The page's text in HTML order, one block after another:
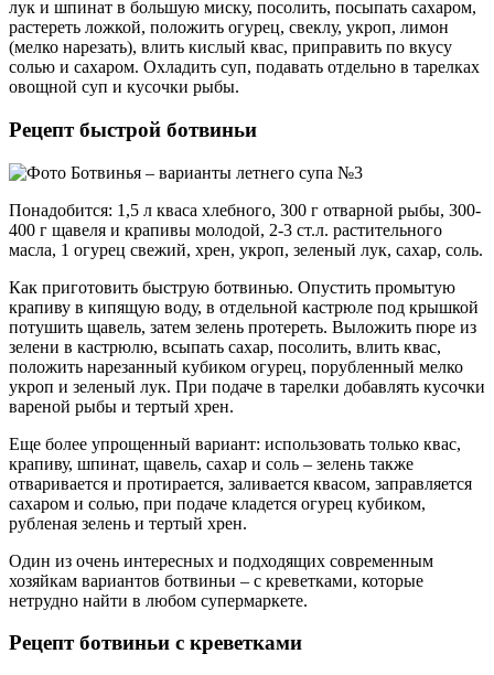
лук и шпинат в большую миску, посолить, посыпать сахаром,
растереть ложкой, положить огурец, свеклу, укроп, лимон
(мелко нарезать), влить кислый квас, приправить по вкусу
солью и сахаром. Охладить суп, подавать отдельно в тарелках
овощной суп и кусочки рыбы.
Рецепт быстрой ботвиньи
Понадобится: 1,5 л кваса хлебного, 300 г отварной рыбы, 300-
400 г щавеля и крапивы молодой, 2-3 ст.л. растительного
масла, 1 огурец свежий, хрен, укроп, зеленый лук, сахар, соль.
Как приготовить быструю ботвинью. Опустить промытую
крапиву в кипящую воду, в отдельной кастрюле под крышкой
потушить щавель, затем зелень протереть. Выложить пюре из
зелени в кастрюлю, всыпать сахар, посолить, влить квас,
положить нарезанный кубиком огурец, порубленный мелко
укроп и зеленый лук. При подаче в тарелки добавлять кусочки
вареной рыбы и тертый хрен.
Еще более упрощенный вариант: использовать только квас,
крапиву, шпинат, щавель, сахар и соль – зелень также
отваривается и протирается, заливается квасом, заправляется
сахаром и солью, при подаче кладется огурец кубиком,
рубленая зелень и тертый хрен.
Один из очень интересных и подходящих современным
хозяйкам вариантов ботвиньи – с креветками, которые
нетрудно найти в любом супермаркете.
Рецепт ботвиньи с креветками